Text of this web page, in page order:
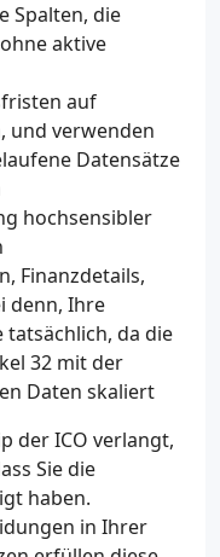
Spalten, die
aktive
auf
und verwenden
Datensätze
hochsensibler
Finanzdetails,
denn, Ihre
da die
32 mit der
Daten skaliert
der ICO verlangt,
Sie die
haben.
in Ihrer